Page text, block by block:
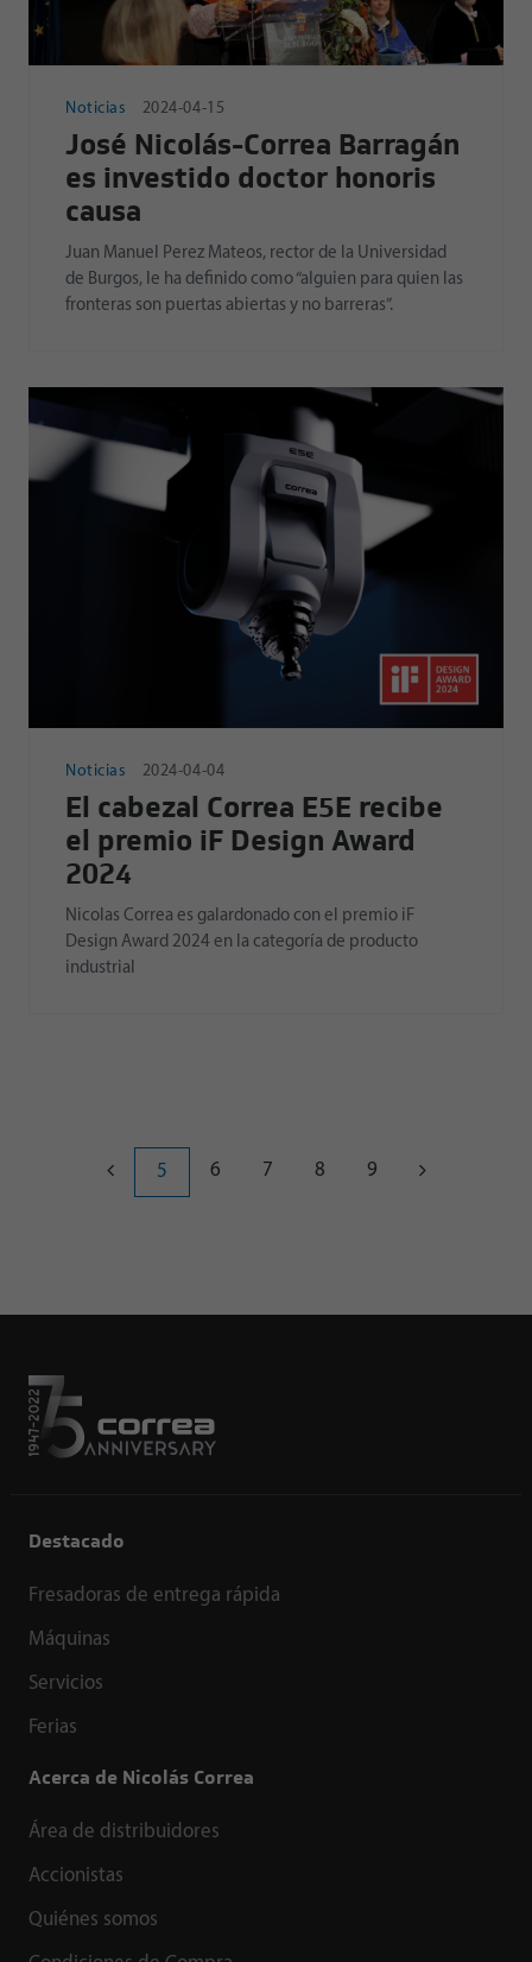
Noticias 2024-04-15
José Nicolás-Correa Barragán
es investido doctor honoris
causa
Juan Manuel Perez Mateos, rector de la Universidad
de Burgos, le ha definido como “alguien para quien las
fronteras son puertas abiertas y no barreras”.
Noticias 2024-04-04
El cabezal Correa E5E recibe
el premio iF Design Award
2024
Nicolas Correa es galardonado con el premio iF
Design Award 2024 en la categoría de producto
industrial
5 6 7 8 9
Destacado
Fresadoras de entrega rápida
Máquinas
Servicios
Ferias
Acerca de Nicolás Correa
Área de distribuidores
Accionistas
Quiénes somos